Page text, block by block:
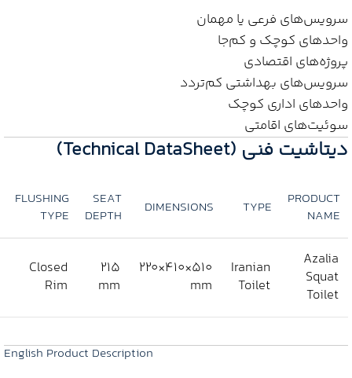
سرویس‌های فرعی یا مهمان
واحدهای کوچک و کم‌جا
پروژه‌های اقتصادی
سرویس‌های بهداشتی کم‌تردد
واحدهای اداری کوچک
سوئیت‌های اقامتی
دیتاشیت فنی (Technical DataSheet)
PRODUCT
NAME
TYPE
DIMENSIONS
SEAT
DEPTH
FLUSHING
TYPE
Azalia
Squat
Toilet
Iranian
Toilet
510×410×220
mm
215
mm
Closed
Rim
English Product Description